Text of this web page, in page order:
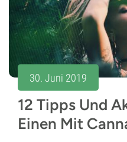
30. Juni 2019
12 Tipps Und
Einen Mit